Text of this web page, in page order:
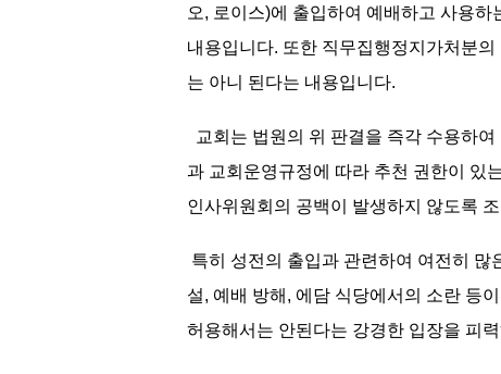
오, 로이스)에 출입하여 예배하고 사용
내용입니다. 또한 직무집행정지가처분
는 아니 된다는 내용입니다.
교회는 법원의 위 판결을 즉각 수용하
과 교회운영규정에 따라 추천 권한이 있
인사위원회의 공백이 발생하지 않도록
특히 성전의 출입과 관련하여 여전히
설, 예배 방해, 에담 식당에서의 소란 등
허용해서는 안된다는 강경한 입장을 피